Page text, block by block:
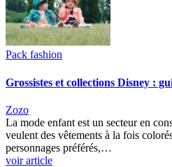
Pack fashion
Grossistes et collections Disney :
Zozo
La mode enfant est un secteur en
veulent des vêtements à la fois
personnages préférés,…
voir article